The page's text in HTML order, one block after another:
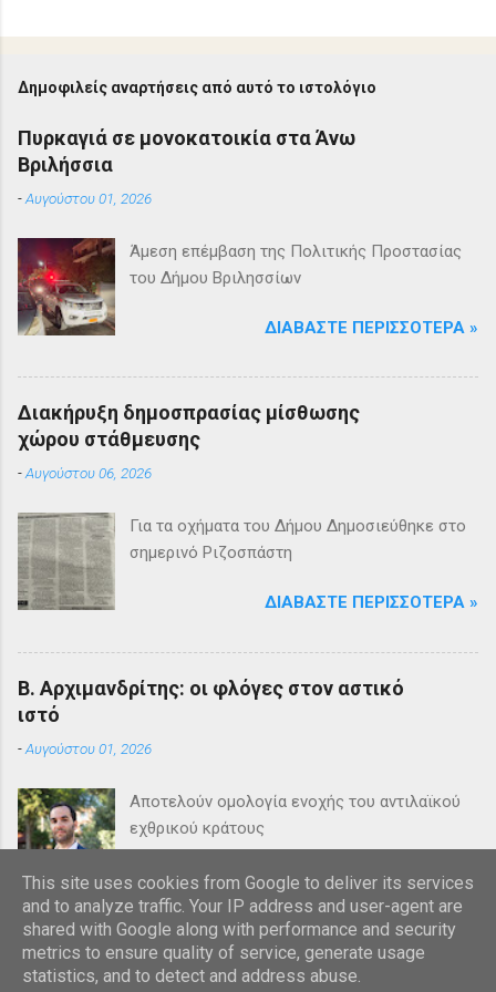
Δημοφιλείς αναρτήσεις από αυτό το ιστολόγιο
Πυρκαγιά σε μονοκατοικία στα Άνω
Βριλήσσια
-Αυγούστου 01, 2026
Άμεση επέμβαση της Πολιτικής Προστασίας
του Δήμου Βριλησσίων
ΔΙΑΒΆΣΤΕ ΠΕΡΙΣΣΌΤΕΡΑ »
Διακήρυξη δημοσπρασίας μίσθωσης
χώρου στάθμευσης
-Αυγούστου 06, 2026
Για τα οχήματα του Δήμου Δημοσιεύθηκε στο
σημερινό Ριζοσπάστη
ΔΙΑΒΆΣΤΕ ΠΕΡΙΣΣΌΤΕΡΑ »
Β. Αρχιμανδρίτης: οι φλόγες στον αστικό
ιστό
-Αυγούστου 01, 2026
Αποτελούν ομολογία ενοχής του αντιλαϊκού
εχθρικού κράτους
ΔΙΑΒΆΣΤΕ ΠΕΡΙΣΣΌΤΕΡΑ »
This site uses cookies from Google to deliver its services
and to analyze traffic. Your IP address and user-agent are
shared with Google along with performance and security
metrics to ensure quality of service, generate usage
statistics, and to detect and address abuse.